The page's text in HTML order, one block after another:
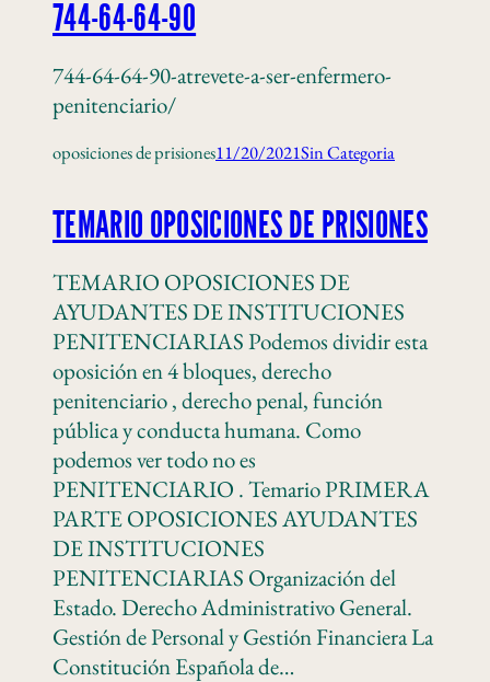
744-64-64-90
744-64-64-90-atrevete-a-ser-enfermero-
penitenciario/
oposiciones de prisiones11/20/2021Sin Categoria
TEMARIO OPOSICIONES DE PRISIONES
TEMARIO OPOSICIONES DE
AYUDANTES DE INSTITUCIONES
PENITENCIARIAS Podemos dividir esta
oposición en 4 bloques, derecho
penitenciario , derecho penal, función
pública y conducta humana. Como
podemos ver todo no es
PENITENCIARIO . Temario PRIMERA
PARTE OPOSICIONES AYUDANTES
DE INSTITUCIONES
PENITENCIARIAS Organización del
Estado. Derecho Administrativo General.
Gestión de Personal y Gestión Financiera La
Constitución Española de…